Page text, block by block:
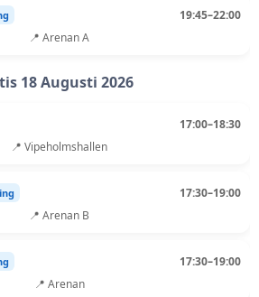
19:45–22:00
📍 Arenan A
18 Augusti 2026
17:00–18:30
📍 Vipeholmshallen
17:30–19:00
📍 Arenan B
17:30–19:00
📍 Arenan